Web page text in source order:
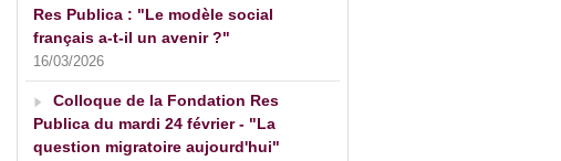
Res Publica : "Le modèle social
français a-t-il un avenir ?"
16/03/2026
Colloque de la Fondation Res
Publica du mardi 24 février - "La
question migratoire aujourd'hui"